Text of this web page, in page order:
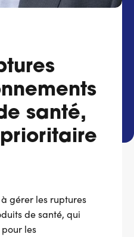
santé,
gérer les ruptures
de santé, qui
les